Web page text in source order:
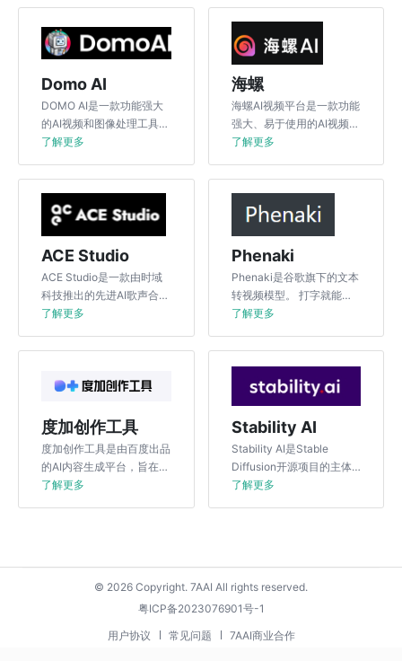
Domo AI
‌DOMO AI‌是一款功能强大
的AI视频和图像处理工具，
特别适用于创意设计和视频
将真人视频转化为多种风格
化的视频，如动漫、3D、
像素、彩色插画和中国水墨
了解更多
海螺
海螺AI视频平台是一款功能
强大、易于使用的AI视频工
具，通过智能化技术帮助用
于短视频、企业宣传、教育
培训等多个领域。
了解更多
ACE Studio
ACE Studio是一款由时域
科技推出的先进AI歌声合成
引擎，旨在为用户提供高品
声合成体验。
了解更多
Phenaki
Phenaki是谷歌旗下的文本
转视频模型。 打字就能生
成有故事、有长度的视频是
了解更多
度加创作工具
度加创作工具是由百度出品
的AI内容生成平台，旨在降
低内容生产的门槛，提升创
了解更多
Stability AI
Stability AI是Stable
Diffusion开源项目的主体
公司
了解更多
© 2026 Copyright. 7AAI All rights reserved.
粤ICP备2023076901号-1
用户协议
常见问题 7AAI商业合作